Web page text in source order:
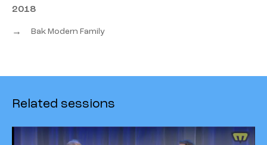
2018
→ Bak Modern Family
Related sessions